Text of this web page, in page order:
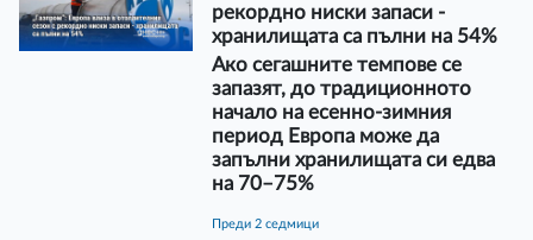
рекордно ниски запаси -
хранилищата са пълни на 54%
Ако сегашните темпове се
запазят, до традиционното
начало на есенно-зимния
период Европа може да
запълни хранилищата си едва
на 70–75%
преди 2 седмици